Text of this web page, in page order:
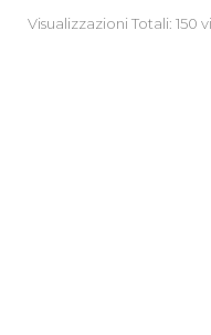
Visualizzazioni Totali: 150